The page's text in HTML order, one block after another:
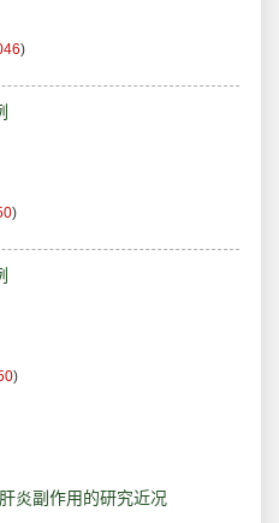
)
)
)
炎副作用的研究近况